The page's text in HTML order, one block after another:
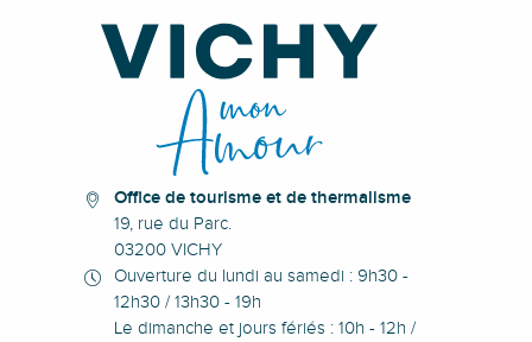
Office de tourisme et de thermalisme
19, rue du Parc.
03200 VICHY
Ouverture du lundi au samedi : 9h30 -
12h30 / 13h30 - 19h
Le dimanche et jours fériés : 10h - 12h /